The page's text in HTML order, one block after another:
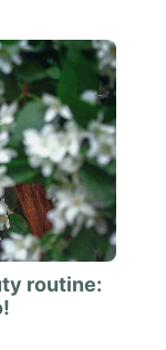
routine: